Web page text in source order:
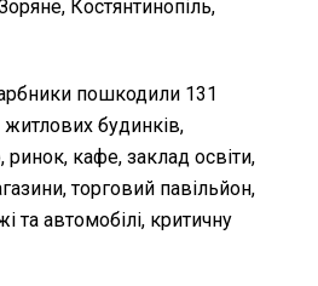
Костянтинопіль,
пошкодили 131
житлових будинків,
ринок, кафе, заклад освіти,
торговий павільйон,
та автомобілі, критичну